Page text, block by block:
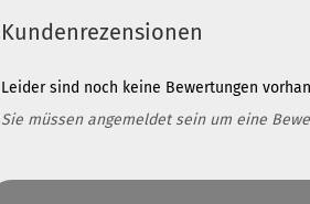
Kundenrezensionen
Leider sind noch keine Bewertungen
Sie müssen angemeldet sein um eine